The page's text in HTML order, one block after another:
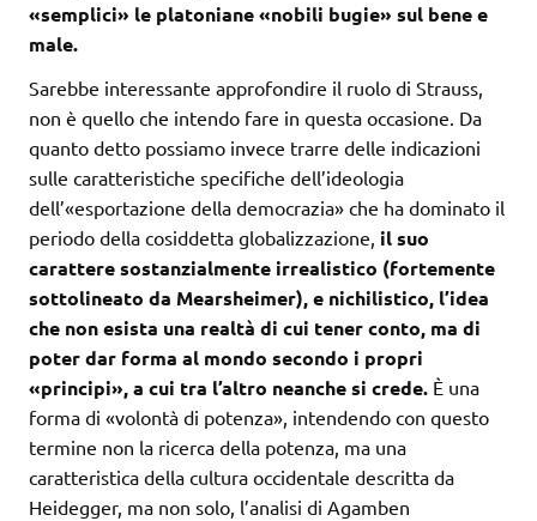
«semplici» le platoniane «nobili bugie» sul bene e
male.
Sarebbe interessante approfondire il ruolo di Strauss,
non è quello che intendo fare in questa occasione. Da
quanto detto possiamo invece trarre delle indicazioni
sulle caratteristiche specifiche dell’ideologia
dell’«esportazione della democrazia» che ha dominato il
periodo della cosiddetta globalizzazione, il suo
carattere sostanzialmente irrealistico (fortemente
sottolineato da Mearsheimer), e nichilistico, l’idea
che non esista una realtà di cui tener conto, ma di
poter dar forma al mondo secondo i propri
«principi», a cui tra l’altro neanche si crede. È una
forma di «volontà di potenza», intendendo con questo
termine non la ricerca della potenza, ma una
caratteristica della cultura occidentale descritta da
Heidegger, ma non solo, l’analisi di Agamben